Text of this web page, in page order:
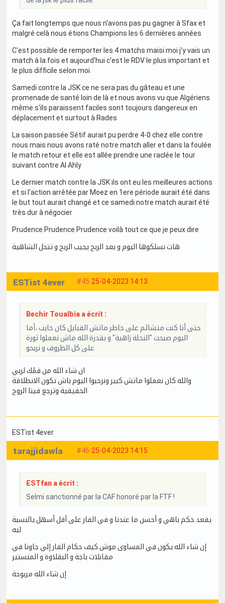
Ça fait longtemps que nous n'avons pas pu gagner à Sfax et
malgré celà nous étions Champions les 6 dernières années
C'est possible de remporter les 4 matchs maisi moi j'y vais un
match à la fois et aujourd'hui c'est le RDV le plus important et
le plus difficile selon moi
Samedi contre la JSK ce ne sera pas du gâteau et une
promenade de santé loin de là et nous avons vu que Algériens
même s'ils paraissent faciles sont toujours dangereux en
déplacement et surtout à Rades
La saison passée Sétif aurait pu perdre 4-0 chez elle contre
nous mais nous avons raté notre match aller et dans la foulée
le match retour et elle est allée prendre une raclée le tour
suivant contre Al Ahly
Le dernier match contre la JSK ils ont eu les meilleures actions
et si l'action arrêtée par Moez en 1ere période aurait été dans
le but tout aurait changé et ce samedi notre match aurait été
très dur à négocier
Prudence Prudence Prudence voilà tout ce que je peux dire
هات نسلكوها اليوم و بعد الربح يجيب الربح و تتحل الشاهية
#45 25-04-2023 14:13
ESTist 4ever
Bechir Toualbia a écrit :
حتى أنا كنت متشائم على خاطر ماتش القبايل كان خايب ،أما
اليوم صبحت "النحلة زاهية" و بقدرة الله ماش نعملوا ثورة
على كل الظروف و نربحو
ان شاء الله من فمًك لربي
والله كان نعملوا ماتش كبير ونرحبوا اليوم باش تكون الانطلاقة
الحقيقية وترجع فينا الروح
ESTist 4ever
#46 25-04-2023 14:15
tarajjidawla
ESTfan a écrit :
Selmi sanctionné par la CAF honoré par la FTF !
يقعد حكم باهي و أحسن ما عندنا و في الفار على أقل أسهل يالنسبة
ليه
إن شاء الله يكون في المساوى موش كيف حكام الفار إلي جاونا في
مقابلات باجة و البقلاوة و المنستير
إن شاء الله مربوحة